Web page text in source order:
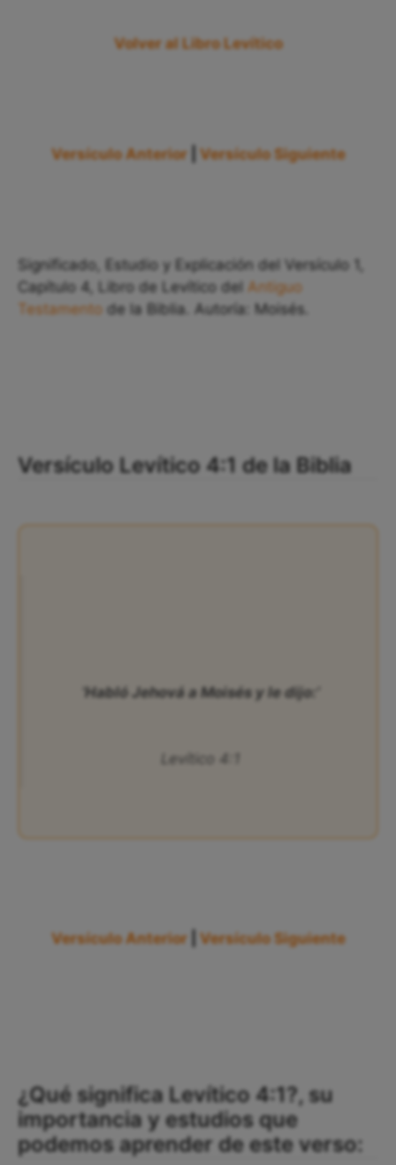
Volver al Libro Levítico
Versículo Anterior Versículo Siguiente
Significado, Estudio y Explicación del Versículo 1,
Capítulo 4, Libro de Levítico del Antiguo
Testamento de la Biblia. Autoría: Moisés.
Versículo Levítico 4:1 de la Biblia
‘Habló Jehová a Moisés y le dijo:’
Levítico 4:1
Versículo Anterior Versículo Siguiente
¿Qué significa Levítico 4:1?, su
importancia y estudios que
podemos aprender de este verso: